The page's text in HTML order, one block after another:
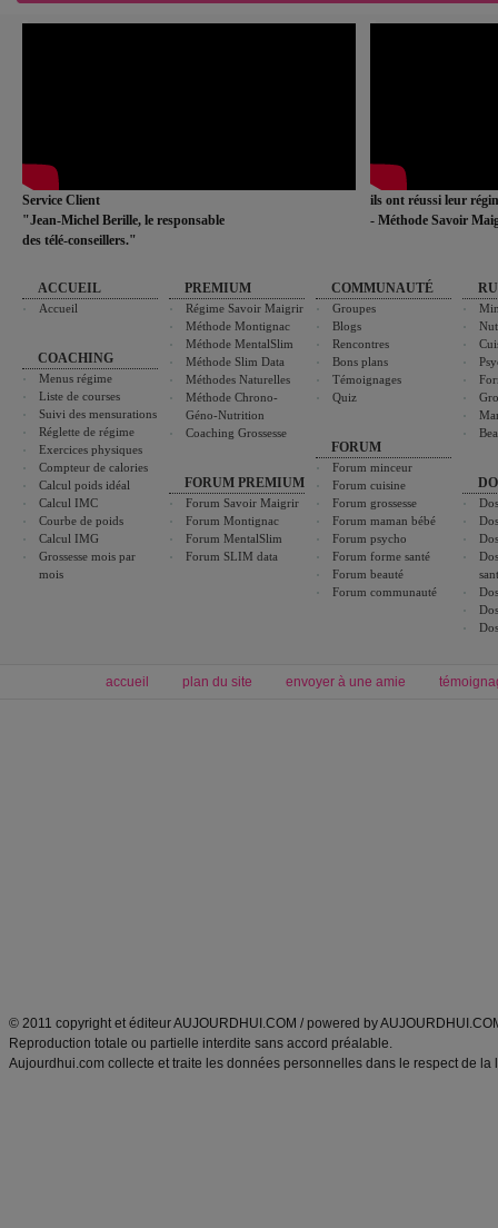
Service Client
"Jean-Michel Berille, le responsable
des télé-conseillers."
ils ont réussi leur
- Méthode Savoir
ACCUEIL
Accueil
COACHING
Menus régime
Liste de courses
Suivi des mensurations
Réglette de régime
Exercices physiques
Compteur de calories
Calcul poids idéal
Calcul IMC
Courbe de poids
Calcul IMG
Grossesse mois par
mois
PREMIUM
Régime Savoir Maigrir
Méthode Montignac
Méthode MentalSlim
Méthode Slim Data
Méthodes Naturelles
Méthode Chrono-
Géno-Nutrition
Coaching Grossesse
FORUM PREMIUM
Forum Savoir Maigrir
Forum Montignac
Forum MentalSlim
Forum SLIM data
COMMUNAUTÉ
Groupes
Blogs
Rencontres
Bons plans
Témoignages
Quiz
FORUM
Forum minceur
Forum cuisine
Forum grossesse
Forum maman bébé
Forum psycho
Forum forme santé
Forum beauté
Forum communauté
accueil plan du site envoyer à une amie
© 2011 copyright et éditeur AUJOURDHUI.COM / powered by
Reproduction totale ou partielle interdite sans accord préalable.
Aujourdhui.com collecte et traite les données personnelles dans le respect de